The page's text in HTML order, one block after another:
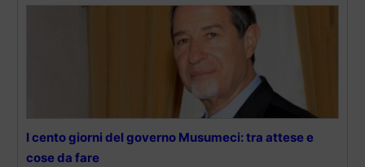
I cento giorni del governo Musumeci: tra attese e
cose da fare